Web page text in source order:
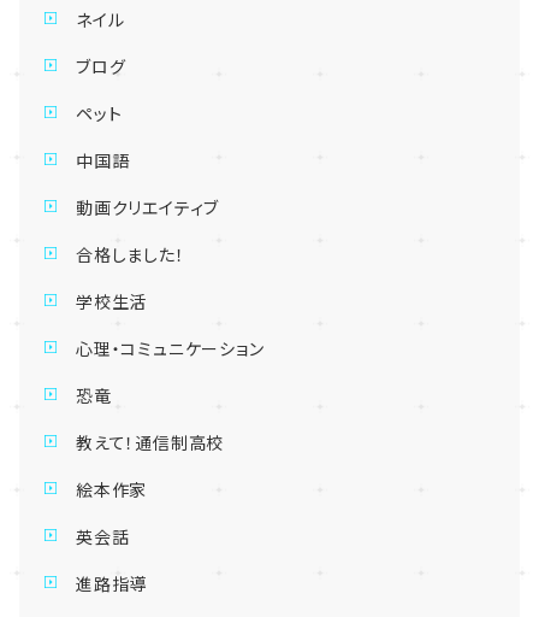
ネイル
ブログ
ペット
中国語
動画クリエイティブ
合格しました！
学校生活
心理・コミュニケーション
恐竜
教えて！通信制高校
絵本作家
英会話
進路指導